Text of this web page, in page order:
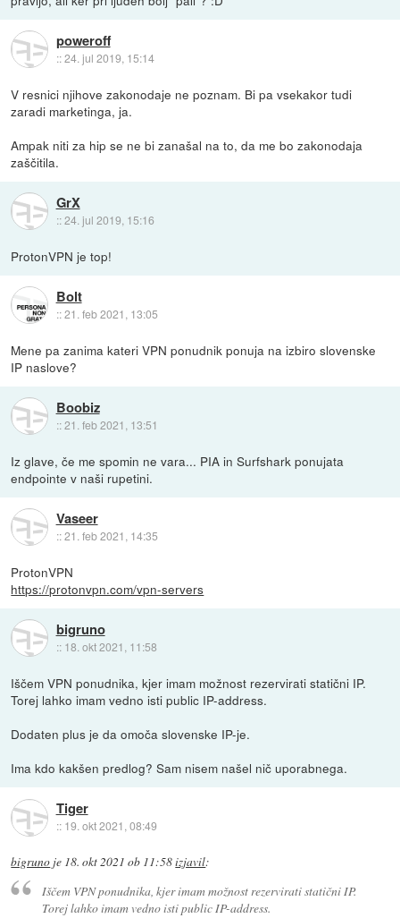
poweroff
::24. jul 2019, 15:14
V resnici njihove zakonodaje ne poznam. Bi pa vsekakor tudi
zaradi marketinga, ja.
Ampak niti za hip se ne bi zanašal na to, da me bo zakonodaja
zaščitila.
GrX
::24. jul 2019, 15:16
ProtonVPN je top!
Bolt
::21. feb 2021, 13:05
Mene pa zanima kateri VPN ponudnik ponuja na izbiro slovenske
IP naslove?
Boobiz
::21. feb 2021, 13:51
Iz glave, če me spomin ne vara... PIA in Surfshark ponujata
endpointe v naši rupetini.
Vaseer
::21. feb 2021, 14:35
ProtonVPN
https://protonvpn.com/vpn-servers
bigruno
:: 18. okt 2021, 11:58
Iščem VPN ponudnika, kjer imam možnost rezervirati statični IP.
Torej lahko imam vedno isti public IP-address.
Dodaten plus je da omoča slovenske IP-je.
Ima kdo kakšen predlog? Sam nisem našel nič uporabnega.
Tiger
:: 19. okt 2021, 08:49
bigruno je 18. okt 2021 ob 11:58izjavil:
Iščem VPN ponudnika, kjer imam možnost rezervirati statični IP.
Torej lahko imam vedno isti public IP-address.